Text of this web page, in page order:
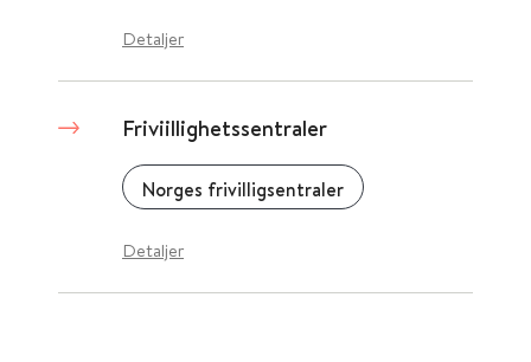
Detaljer
Friviillighetssentraler
Norges frivilligsentraler
Detaljer